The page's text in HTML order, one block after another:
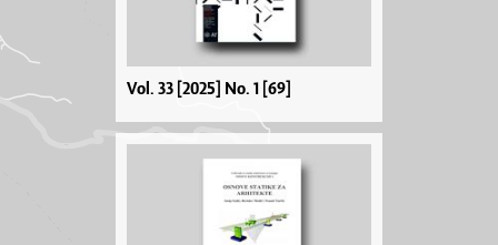
Vol. 33 [2025] No. 1 [69]